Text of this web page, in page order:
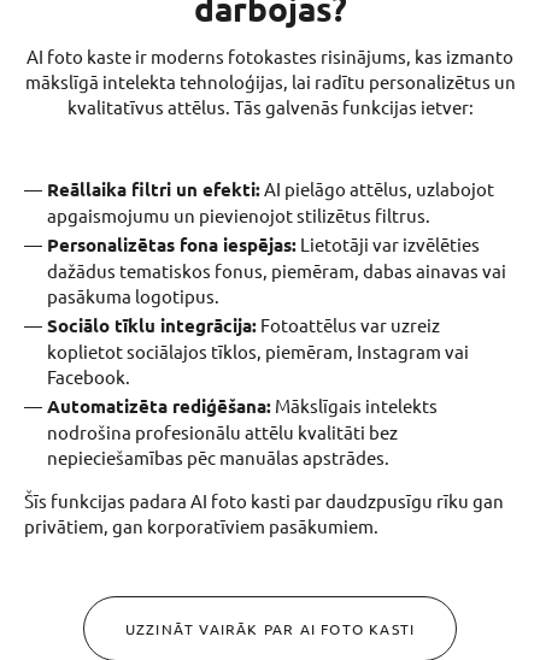
AI foto kaste ir moderns fotokastes risinājums, kas izmanto
mākslīgā intelekta tehnoloģijas, lai radītu personalizētus un
kvalitatīvus attēlus. Tās galvenās funkcijas ietver:
Reāllaika filtri un efekti:AI pielāgo attēlus, uzlabojot
apgaismojumu un pievienojot stilizētus filtrus.
Personalizētas fona iespējas:Lietotāji var izvēlēties
dažādus tematiskos fonus, piemēram, dabas ainavas vai
pasākuma logotipus.
Sociālo tīklu integrācija:Fotoattēlus var uzreiz
koplietot sociālajos tīklos, piemēram, Instagram vai
Facebook.
Automatizēta rediģēšana:Mākslīgais intelekts
nodrošina profesionālu attēlu kvalitāti bez
nepieciešamības pēc manuālas apstrādes.
Šīs funkcijas padara AI foto kasti par daudzpusīgu rīku gan
privātiem, gan korporatīviem pasākumiem.
UZZINĀT VAIRĀK PAR AI FOTO KASTI